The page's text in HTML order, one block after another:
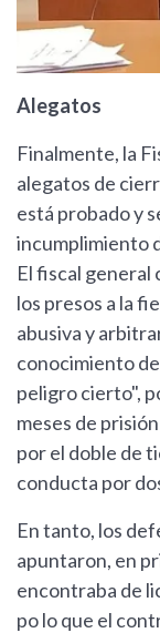
Alegatos
Finalmente, la
alegatos de
está probado y
incumplimiento
El fiscal general
los presos a la
abusiva y
conocimiento
peligro cierto",
meses de
por el doble de
conducta por
En tanto, los
apuntaron, en
encontraba de
po lo que el